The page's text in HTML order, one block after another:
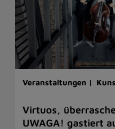
Veranstaltungen |
Virtuos,
UWAGA! gastiert